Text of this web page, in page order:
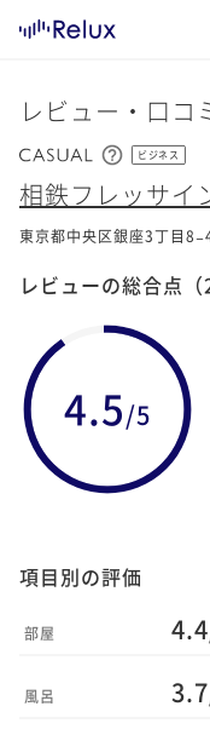
レビュー・口コ
ビジネス
相鉄フレッサイ
東京都中央区銀座3丁目
レビューの総合点
4.5/5
項目別の評価
部屋 4.4
風呂 3.7